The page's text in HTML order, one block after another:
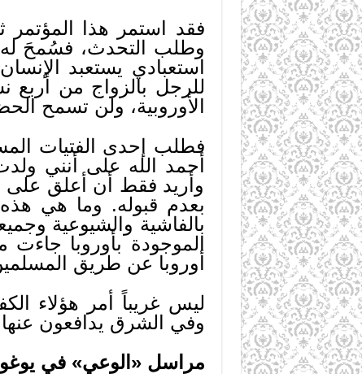
فقد استمر هذا المؤتمر
وطلب التحدث، فسُمحَ
استعبادي يستعبد
للرجل بالزواج من أربع
الأوروبية، ولن تسمح
فطلب إحدى الفتيات
أحمد الله على أنني
وأريد فقط أن أعلق على
بعدم قبوله. وما هي هذه
بالفاشية والشيوعية
الموجودة بأوروبا جاءت
أوروبا عن طريق
ليس غريباً أمر هؤلاء
وفي الشرق يدافعون عنها
مراسل «الوعي» في